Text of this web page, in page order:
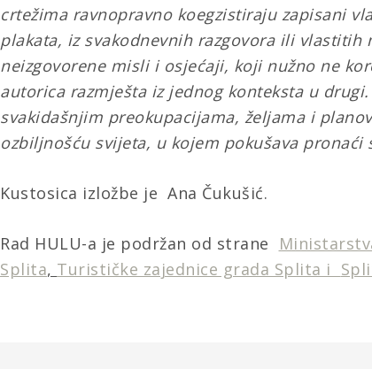
crtežima ravnopravno koegzistiraju zapisani
plakata, iz svakodnevnih razgovora ili
neizgovorene misli i osjećaji, koji nužno ne
autorica razmješta iz jednog konteksta u
svakidašnjim preokupacijama, željama i
ozbiljnošću svijeta, u kojem pokušava pronaći
Kustosica izložbe je Ana Čukušić.
Rad HULU-a je podržan od strane
Splita, Turističke zajednice grada Splita i